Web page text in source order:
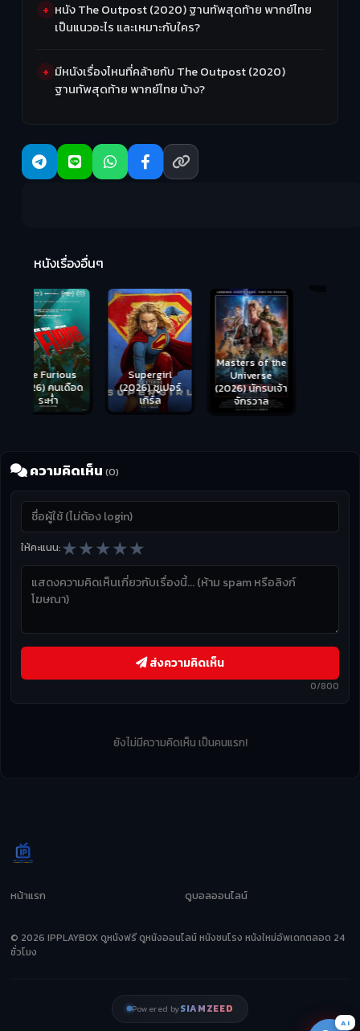
หนัง The Outpost (2020) ฐานทัพสุดท้าย พากย์ไทย
เป็นแนวอะไร และเหมาะกับใคร?
มีหนังเรื่องไหนที่คล้ายกับ The Outpost (2020)
ฐานทัพสุดท้าย พากย์ไทย บ้าง?
หนังเรื่องอื่นๆ
Supergirl
(2026) ซูเปอร์
Masters of the
Universe
(2026) นักรบเจ้า
จักรวาล
Hungry (2026)
มันเด้งขึ้นมาแดก
ความคิดเห็น (0)
ให้คะแนน:★★★★★
0/800
ส่งความคิดเห็น
ยังไม่มีความคิดเห็น เป็นคนแรก!
หน้าแรก ดูบอลออนไลน์
© 2026 IPPLAYBOX ดูหนังฟรี ดูหนังออนไลน์ หนังชนโรง หนังใหม่อัพเดทตลอด 24
ชั่วโมง
Powered bySIAMZEED
AI